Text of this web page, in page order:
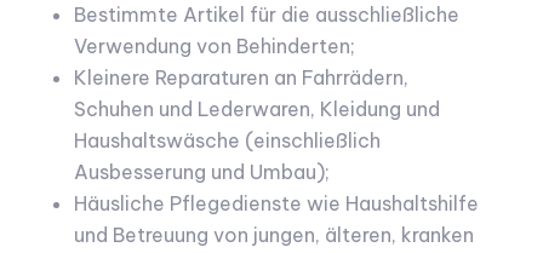
Bestimmte Artikel für die ausschließliche
Verwendung von Behinderten;
Kleinere Reparaturen an Fahrrädern,
Schuhen und Lederwaren, Kleidung und
Haushaltswäsche (einschließlich
Ausbesserung und Umbau);
Häusliche Pflegedienste wie Haushaltshilfe
und Betreuung von jungen, älteren, kranken